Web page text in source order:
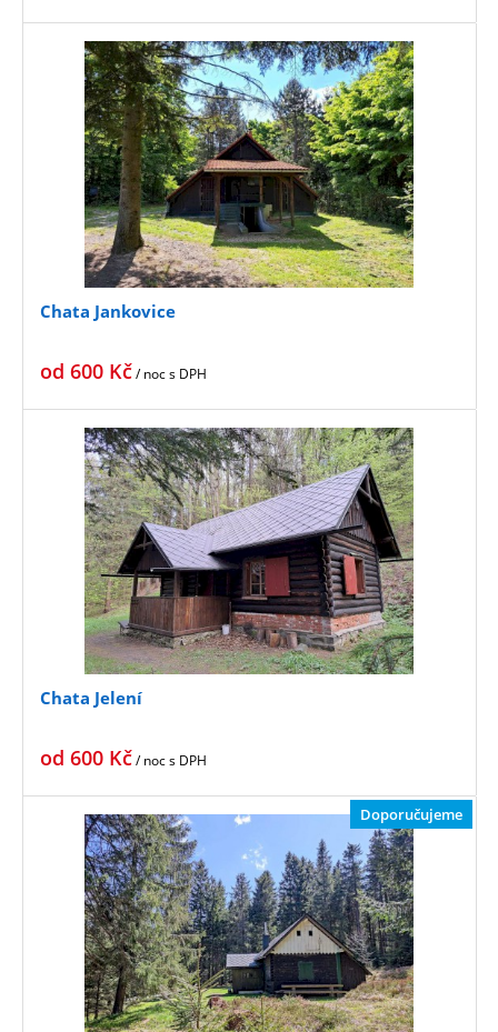
Chata Jankovice
od 600 Kč/ nocs DPH
Chata Jelení
od 600 Kč/ nocs DPH
Doporučujeme